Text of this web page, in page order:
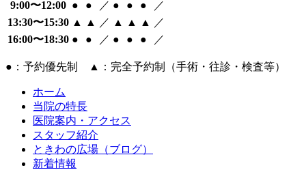
9:00〜12:00 ● ● ／ ● ● ●
／
13:30〜15:30 ▲ ▲ ／ ▲ ▲ ▲
／
16:00〜18:30 ● ● ／ ● ● ● ／
●：予約優先制 ▲：完全予約制（手術・往診・検査等）
ホーム
当院の特長
医院案内・アクセス
スタッフ紹介
ときわの広場（ブログ）
新着情報